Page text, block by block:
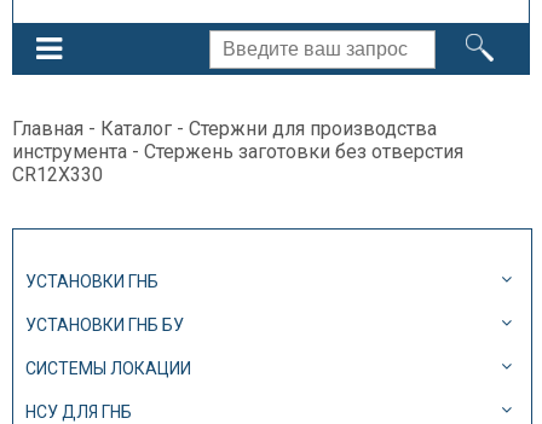
Главная - Каталог - Стержни для производства
инструмента - Стержень заготовки без отверстия
CR12X330
УСТАНОВКИ ГНБ
УСТАНОВКИ ГНБ БУ
СИСТЕМЫ ЛОКАЦИИ
НСУ ДЛЯ ГНБ